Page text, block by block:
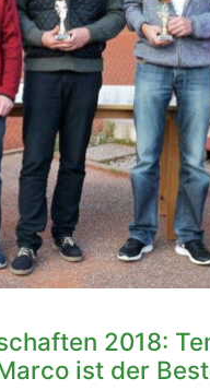
2018:
ist der